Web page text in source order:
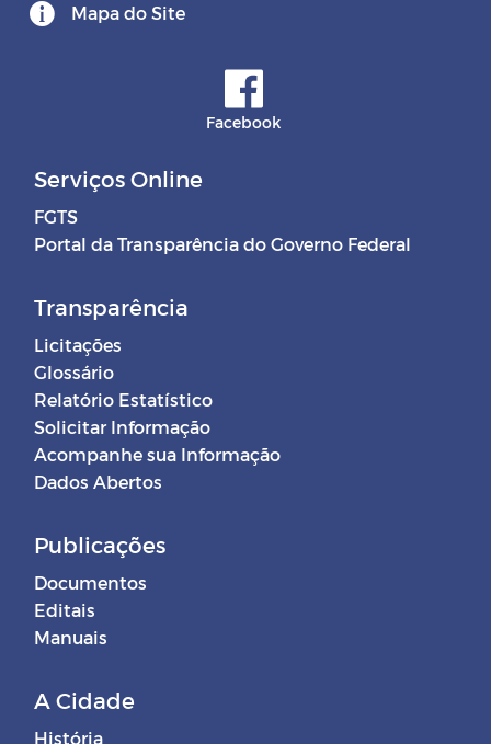
Mapa do Site
Facebook
Serviços Online
FGTS
Portal da Transparência do Governo Federal
Transparência
Licitações
Glossário
Relatório Estatístico
Solicitar Informação
Acompanhe sua Informação
Dados Abertos
Publicações
Documentos
Editais
Manuais
A Cidade
História